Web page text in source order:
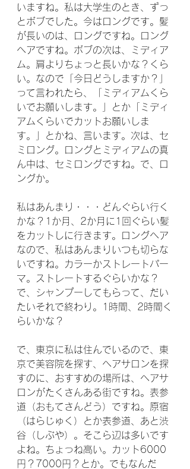
いますね。私は大学生のとき、ずっ
とボブでした。今はロングです。髪
が長いのは、ロングですね。ロング
ヘアですね。ボブの次は、ミディア
ム。肩よりちょっと長いかな？くら
い。なので「今日どうしますか？」
って言われたら、「ミディアムくら
いでお願いします。」とか「ミディ
アムくらいでカットお願いしま
す。」とかね、言います。次は、セ
ミロング。ロングとミディアムの真
ん中は、セミロングですね。で、ロ
ングか。
私はあんまり・・・どんぐらい行く
かな？1か月、2か月に1回ぐらい髪
をカットしに行きます。ロングヘア
なので、私はあんまりいつも切らな
いですね。カラーかストレートパー
マ。ストレートするぐらいかな？
で、シャンプーしてもらって、だい
たいそれで終わり。1時間、2時間く
らいかな？
で、東京に私は住んでいるので、東
京で美容院を探す、ヘアサロンを探
すのに、おすすめの場所は、ヘアサ
ロンがたくさんある街ですね。表参
道（おもてさんどう）ですね。原宿
（はらじゅく）とか表参道、あと渋
谷（しぶや）。そこら辺は多いです
よね。ちょっね高い。カット6000
円？7000円？とか。でもなんだ